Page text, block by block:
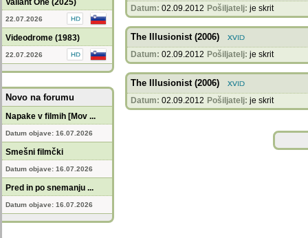
Valiant One (2025)
22.07.2026
Videodrome (1983)
22.07.2026
Novo na forumu
Napake v filmih [Mov ...
Datum objave: 16.07.2026
Smešni filmčki
Datum objave: 16.07.2026
Pred in po snemanju ...
Datum objave: 16.07.2026
Datum: 02.09.2012 Pošiljatelj: je skrit
The Illusionist (2006)
Datum: 02.09.2012 Pošiljatelj: je skrit
The Illusionist (2006)
Datum: 02.09.2012 Pošiljatelj: je skrit